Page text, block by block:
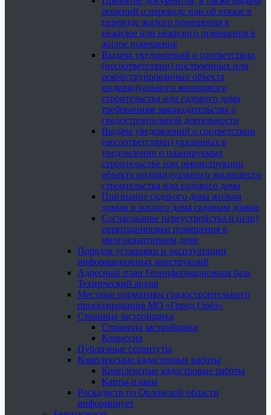
решений о переводе или об отказе в
переводе жилого помещения в
нежилое или нежилого помещения в
жилое помещение
Выдача уведомлений о соответствии
(несоответствии) построенных или
реконструированных объекта
индивидуального жилищного
строительства или садового дома
требованиям законодательства о
градостроительной деятельности
Выдача уведомлений о соответствии
(несоответствии) указанных в
уведомлении о планируемых
строительстве или реконструкции
объекта индивидуального жилищного
строительства или садового дома
Признание садового дома жилым
домом и жилого дома садовым домом
Согласование переустройства и (или)
перепланировки помещения в
многоквартирном доме
Порядок установки и эксплуатации
информационных конструкций
Адресный план Геоинформационная база
Технический архив
Местные нормативы градостроительного
проектирования МО «Город Орёл»
Страница застройщика
Страница застройщика
Комиссия
Публичные сервитуты
Комплексные кадастровые работы
Комплексные кадастровые работы
Карты-планы
Роскадастр по Орловской области
информирует